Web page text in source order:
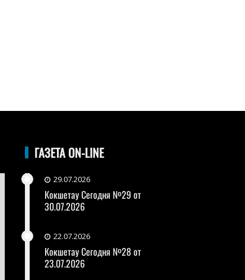
ГАЗЕТА ON-LINE
29.07.2026
Кокшетау Сегодня №29 от
30.07.2026
22.07.2026
Кокшетау Сегодня №28 от
23.07.2026